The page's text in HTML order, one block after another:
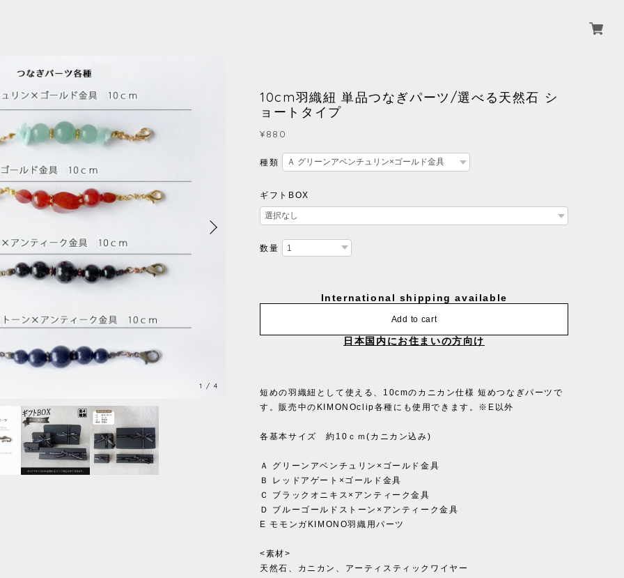
1 /4
10cm羽織紐 単品つなぎパーツ/選べる天然石 シ
ョートタイプ
¥880
種類
ギフトBOX
数量
International shipping available
Add to cart
日本国内にお住まいの方向け
短めの羽織紐として使える、10cmのカニカン仕様 短めつなぎパーツで
す。販売中のKIMONOclip各種にも使用できます。※E以外
各基本サイズ 約10ｃｍ(カニカン込み)
Ａ グリーンアベンチュリン×ゴールド金具
Ｂ レッドアゲート×ゴールド金具
Ｃ ブラックオニキス×アンティーク金具
Ｄ ブルーゴールドストーン×アンティーク金具
E モモンガKIMONO羽織用パーツ
<素材>
天然石、カニカン、アーティスティックワイヤー